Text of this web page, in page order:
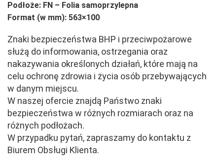
Podłoże: FN – Folia samoprzylepna
Format (w mm): 563×100
Znaki bezpieczeństwa BHP i przeciwpożarowe
służą do informowania, ostrzegania oraz
nakazywania określonych działań, które mają na
celu ochronę zdrowia i życia osób przebywających
w danym miejscu.
W naszej ofercie znajdą Państwo znaki
bezpieczeństwa w różnych rozmiarach oraz na
różnych podłożach.
W przypadku pytań, zapraszamy do kontaktu z
Biurem Obsługi Klienta.